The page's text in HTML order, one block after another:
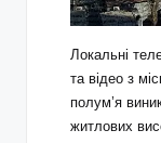
Локальні
та відео з
полум’я
житлових